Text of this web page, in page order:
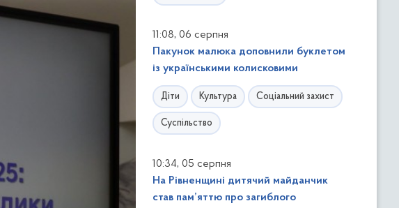
11:08, 06 серпня
Пакунок малюка доповнили буклетом
із українськими колисковими
Діти Культура Соціальний захист
Суспільство
10:34, 05 серпня
На Рівненщині дитячий майданчик
став пам’яттю про загиблого